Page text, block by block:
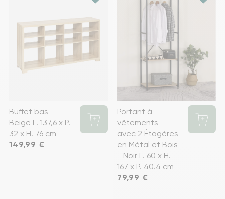
Buffet bas -
Beige L. 137,6 x P.
32 x H. 76 cm
Prix
149,99 €
Portant à
vêtements
avec 2 Étagères
en Métal et Bois
- Noir L. 60 x H.
167 x P. 40.4 cm
Prix
79,99 €